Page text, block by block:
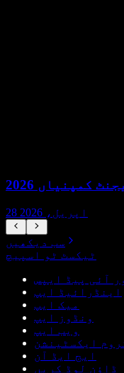
28 اپریل، 2026
سب دیکھیں
ٹیکسٹ ٹو اسپیچ
آئی پیڈ ایپس
اینڈرائیڈ ایپ
میک ایپ
ونڈوز ایپ
ویب ایپ
ایکسٹینشن
ایج ایڈ آن
ڈاؤن لوڈ کریں